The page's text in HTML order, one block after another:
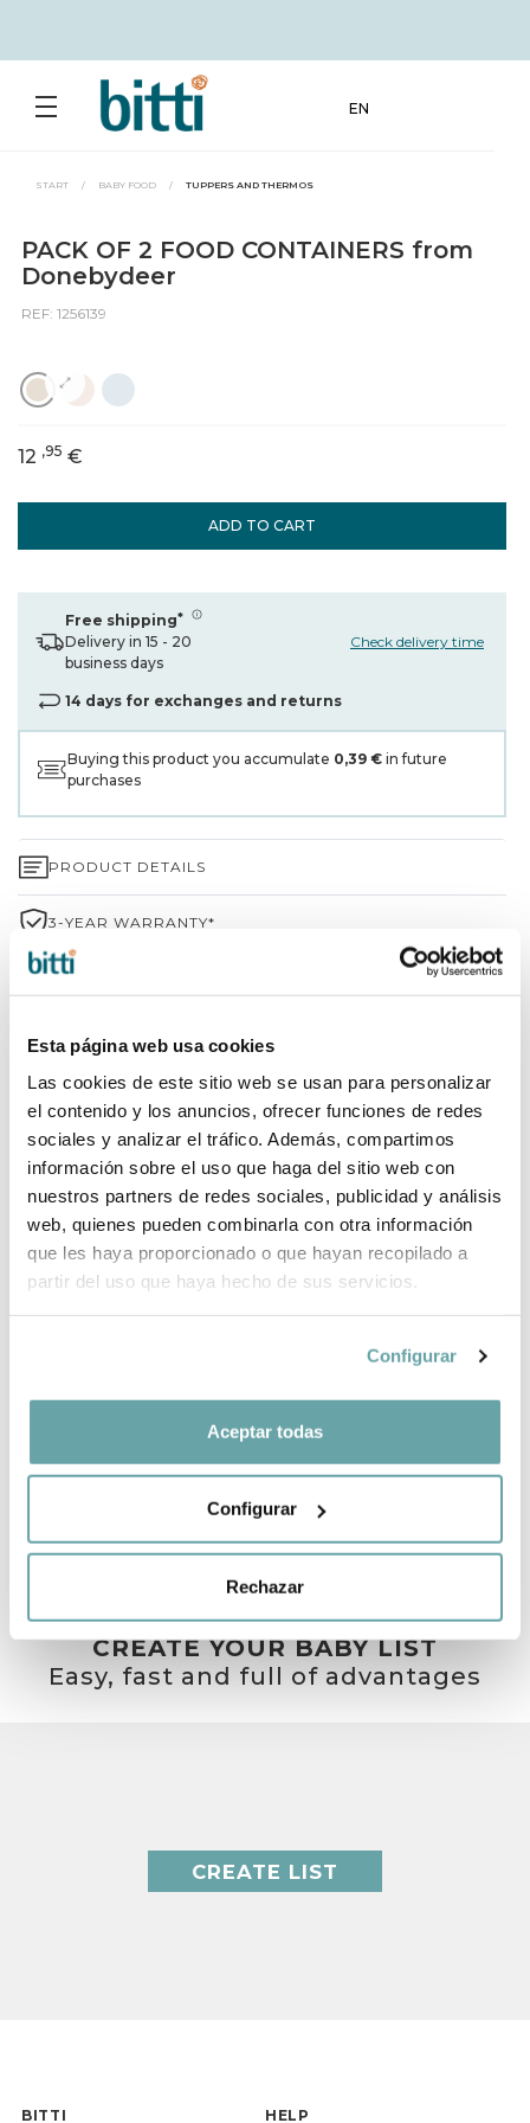
Esta página web usa cookies
Las cookies de este sitio web se usan para personalizar
el contenido y los anuncios, ofrecer funciones de redes
sociales y analizar el tráfico. Además, compartimos
información sobre el uso que haga del sitio web con
nuestros partners de redes sociales, publicidad y análisis
web, quienes pueden combinarla con otra información
que les haya proporcionado o que hayan recopilado a
partir del uso que haya hecho de sus servicios.
Configurar
Aceptar todas
Configurar
Rechazar
EN
START / BABY FOOD / TUPPERS AND THERMOS
PACK OF 2 FOOD CONTAINERS from
Donebydeer
REF: 1256139
ADD TO CART
12 ,95 €
Free shipping*
Delivery in 15 - 20
business days
Check delivery time
14 days for exchanges and returns
Buying this product you accumulate 0,39 € in future
purchases
PRODUCT DETAILS
3-YEAR WARRANTY*
SHIPPING AND RETURNS
WHY CHOOSE BITTI?
BRAND INFORMATION
COMPLETE YOUR PURCHASE
SHARE
OTHER CUSTOMERS ALSO VIEWED
CREATE YOUR BABY LIST
Easy, fast and full of advantages
CREATE LIST
BITTI HELP